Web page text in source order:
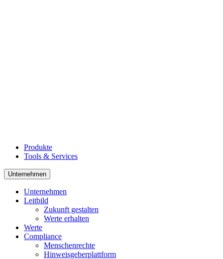
Produkte
Tools & Services
Unternehmen
Unternehmen
Leitbild
Zukunft gestalten
Werte erhalten
Werte
Compliance
Menschenrechte
Hinweisgeberplattform